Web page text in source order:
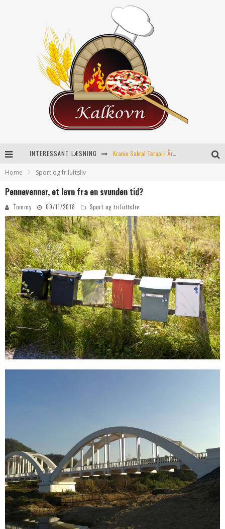
INTERESSANT LÆSNING Kranio Sakral Terapi i Århus: En Effektiv Behandling for Krop og Sind
Home Sport og friluftsliv
Pennevenner, et levn fra en svunden tid?
Tommy 09/11/2018 Sport og friluftsliv